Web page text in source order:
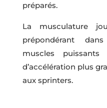
préparés.
La musculature
prépondérant
muscles
d’accélération plus
aux sprinters.